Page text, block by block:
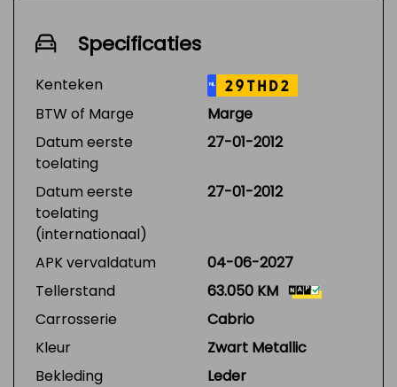
Specificaties
Kenteken NL 29THD2
BTW of Marge
Marge
Datum eerste
toelating
27-01-2012
Datum eerste
toelating
(internationaal)
27-01-2012
APK vervaldatum
04-06-2027
Tellerstand
63.050 KM
Carrosserie
Cabrio
Kleur
Zwart Metallic
Bekleding
Leder